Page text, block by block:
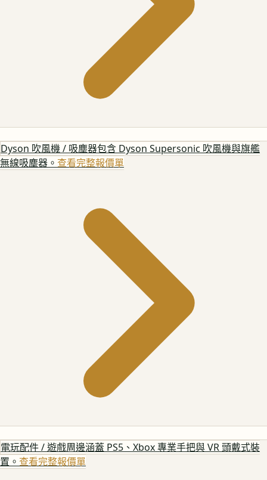
Dyson 吹風機 / 吸塵器包含 Dyson Supersonic 吹風機與旗艦
無線吸塵器。 查看完整報價單
電玩配件 / 遊戲周邊涵蓋 PS5、Xbox 專業手把與 VR 頭戴式裝
置。 查看完整報價單